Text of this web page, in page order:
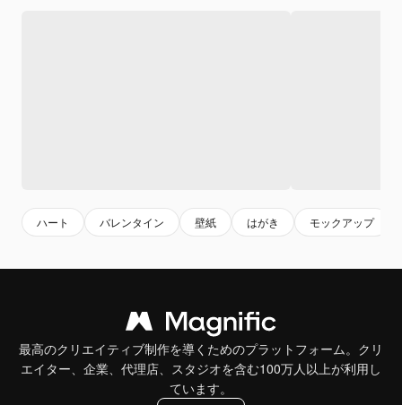
ハート バレンタイン 壁紙 はがき モックアップ
最高のクリエイティブ制作を導くためのプラットフォーム。クリ
エイター、企業、代理店、スタジオを含む100万人以上が利用し
ています。